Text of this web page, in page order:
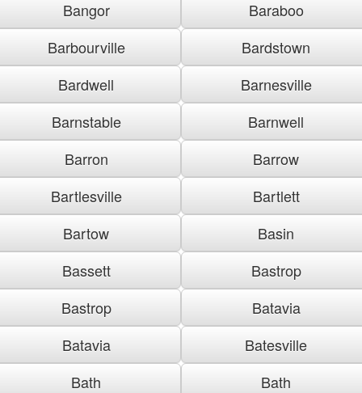
Bangor
Baraboo
Barbourville
Bardstown
Bardwell
Barnesville
Barnstable
Barnwell
Barron
Barrow
Bartlesville
Bartlett
Bartow
Basin
Bassett
Bastrop
Bastrop
Batavia
Batavia
Batesville
Bath
Bath